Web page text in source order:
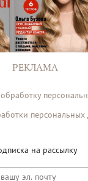
РЕКЛАМА
персональных
на рассылку